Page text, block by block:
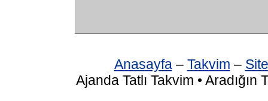
Anasayfa– Takvim –
Ajanda Tatlı Takvim •